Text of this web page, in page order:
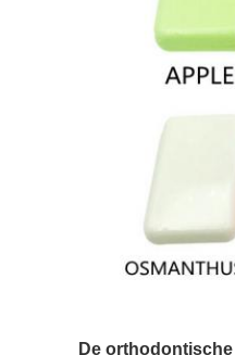
De